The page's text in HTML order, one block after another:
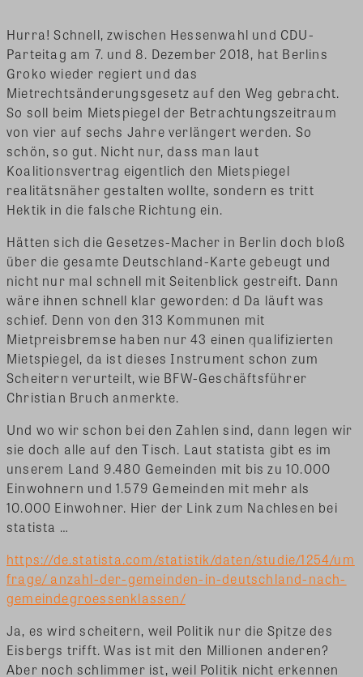
Hurra! Schnell, zwischen Hessenwahl und CDU-
Parteitag am 7. und 8. Dezember 2018, hat Berlins
Groko wieder regiert und das
Mietrechtsänderungsgesetz auf den Weg gebracht.
So soll beim Mietspiegel der Betrachtungszeitraum
von vier auf sechs Jahre verlängert werden. So
schön, so gut. Nicht nur, dass man laut
Koalitionsvertrag eigentlich den Mietspiegel
realitätsnäher gestalten wollte, sondern es tritt
Hektik in die falsche Richtung ein.
Hätten sich die Gesetzes-Macher in Berlin doch bloß
über die gesamte Deutschland-Karte gebeugt und
nicht nur mal schnell mit Seitenblick gestreift. Dann
wäre ihnen schnell klar geworden: d Da läuft was
schief. Denn von den 313 Kommunen mit
Mietpreisbremse haben nur 43 einen qualifizierten
Mietspiegel, da ist dieses Instrument schon zum
Scheitern verurteilt, wie BFW-Geschäftsführer
Christian Bruch anmerkte.
Und wo wir schon bei den Zahlen sind, dann legen wir
sie doch alle auf den Tisch. Laut statista gibt es im
unserem Land 9.480 Gemeinden mit bis zu 10.000
Einwohnern und 1.579 Gemeinden mit mehr als
10.000 Einwohner. Hier der Link zum Nachlesen bei
statista …
https://de.statista.com/statistik/daten/studie/1254/um
frage/ anzahl-der-gemeinden-in-deutschland-nach-
gemeindegroessenklassen/
Ja, es wird scheitern, weil Politik nur die Spitze des
Eisbergs trifft. Was ist mit den Millionen anderen?
Aber noch schlimmer ist, weil Politik nicht erkennen